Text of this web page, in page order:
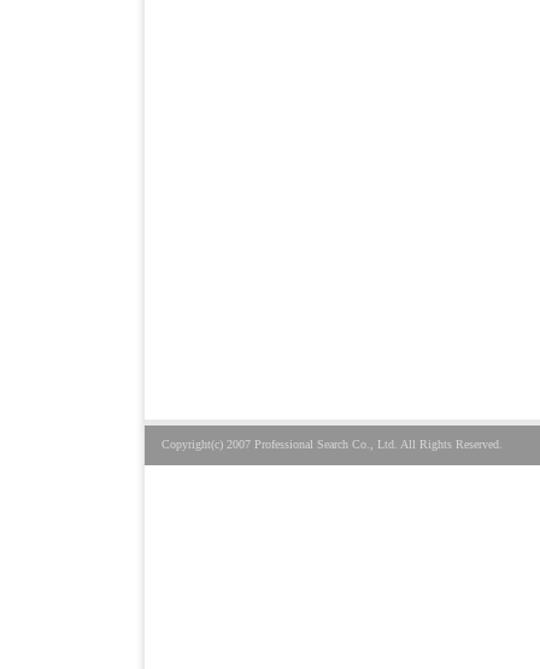
Copyright(c) 2007 Professional Search Co., Ltd. All Rights Reserved.